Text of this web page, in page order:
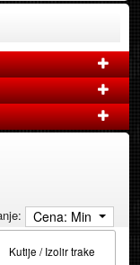
Cena: Min
Kutije / Izolir trake